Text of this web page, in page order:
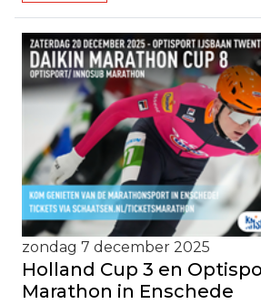
zondag 7 december 2025
Holland Cup 3 en
Marathon in Enschede